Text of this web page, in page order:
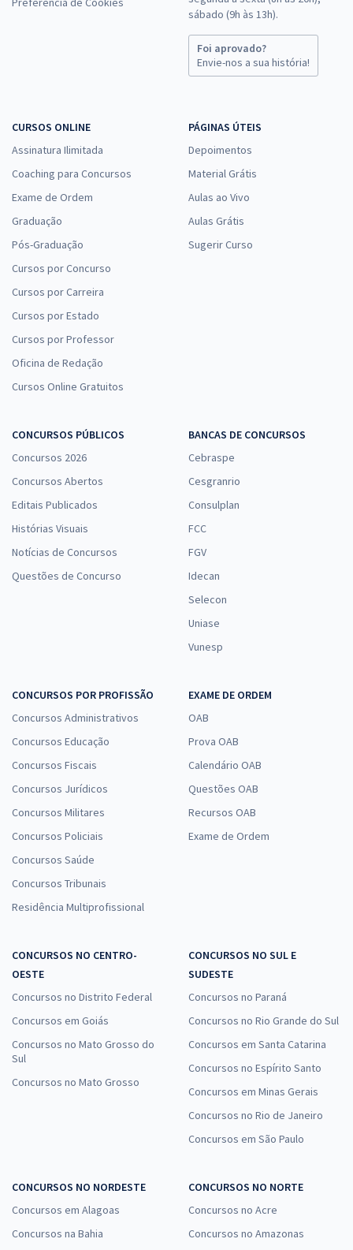
sábado (9h às 13h).
Foi aprovado?
Envie-nos a sua história!
CURSOS ONLINE
Assinatura Ilimitada
Coaching para Concursos
Exame de Ordem
Graduação
Pós-Graduação
Cursos por Concurso
Cursos por Carreira
Cursos por Estado
Cursos por Professor
Oficina de Redação
Cursos Online Gratuitos
PÁGINAS ÚTEIS
Depoimentos
Material Grátis
Aulas ao Vivo
Aulas Grátis
Sugerir Curso
CONCURSOS PÚBLICOS
Concursos 2026
Concursos Abertos
Editais Publicados
Histórias Visuais
Notícias de Concursos
Questões de Concurso
BANCAS DE CONCURSOS
Cebraspe
Cesgranrio
Consulplan
FCC
FGV
Idecan
Selecon
Uniase
Vunesp
CONCURSOS POR PROFISSÃO
Concursos Administrativos
Concursos Educação
Concursos Fiscais
Concursos Jurídicos
Concursos Militares
Concursos Policiais
Concursos Saúde
Concursos Tribunais
Residência Multiprofissional
EXAME DE ORDEM
OAB
Prova OAB
Calendário OAB
Questões OAB
Recursos OAB
Exame de Ordem
CONCURSOS NO CENTRO-
OESTE
Concursos no Distrito Federal
Concursos em Goiás
Concursos no Mato Grosso do
Sul
Concursos no Mato Grosso
CONCURSOS NO SUL E
SUDESTE
Concursos no Paraná
Concursos no Rio Grande do Sul
Concursos em Santa Catarina
Concursos no Espírito Santo
Concursos em Minas Gerais
Concursos no Rio de Janeiro
Concursos em São Paulo
CONCURSOS NO NORDESTE
Concursos em Alagoas
Concursos na Bahia
CONCURSOS NO NORTE
Concursos no Acre
Concursos no Amazonas